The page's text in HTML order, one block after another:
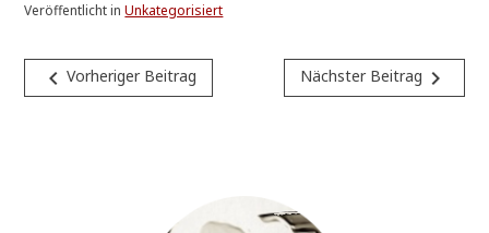
Veröffentlicht inUnkategorisiert
Beitragsnavigation
navigate_beforeVorheriger Beitrag Nächster Beitrag navigate_next